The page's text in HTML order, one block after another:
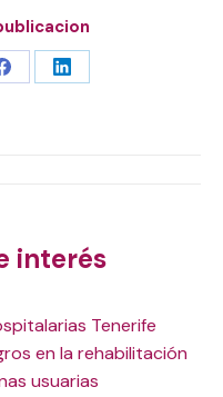
Share Share
interés
Tenerife
en la rehabilitación
usuarias